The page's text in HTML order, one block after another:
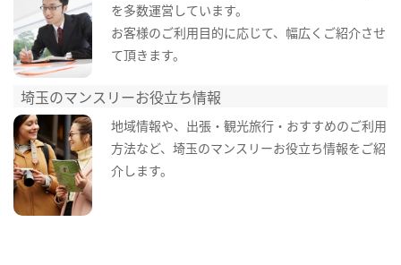
を多数運営しています。
お客様のご利用目的に応じて、幅広くご紹介させ
て頂きます。
埼玉のマンスリーお役立ち情報
地域情報や、出張・観光旅行・おすすめのご利用
方法など、埼玉のマンスリーお役立ち情報をご紹
介します。